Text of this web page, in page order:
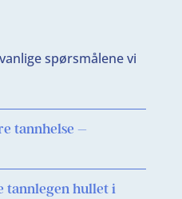
spørsmålene vi
tannhelse –
tannlegen hullet i